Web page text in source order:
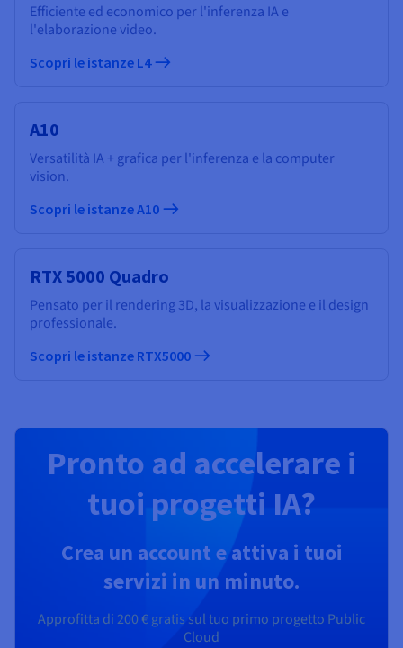
Efficiente ed economico per l'inferenza IA e
l'elaborazione video.
Scopri le istanze L4
A10
Versatilità IA + grafica per l'inferenza e la computer
vision.
Scopri le istanze A10
RTX 5000 Quadro
Pensato per il rendering 3D, la visualizzazione e il design
professionale.
Scopri le istanze RTX5000
Pronto ad accelerare i
tuoi progetti IA?
Crea un account e attiva i tuoi
servizi in un minuto.
Approfitta di 200 €gratis sul tuo primo progetto Public
Cloud